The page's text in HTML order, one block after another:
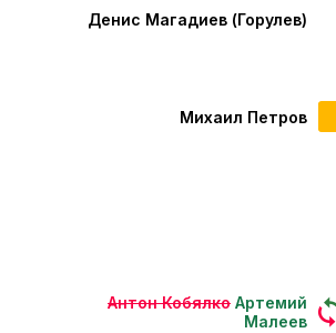
Денис Магадиев (Горулев)
Михаил Петров
Антон Кобялко Артемий
Малеев